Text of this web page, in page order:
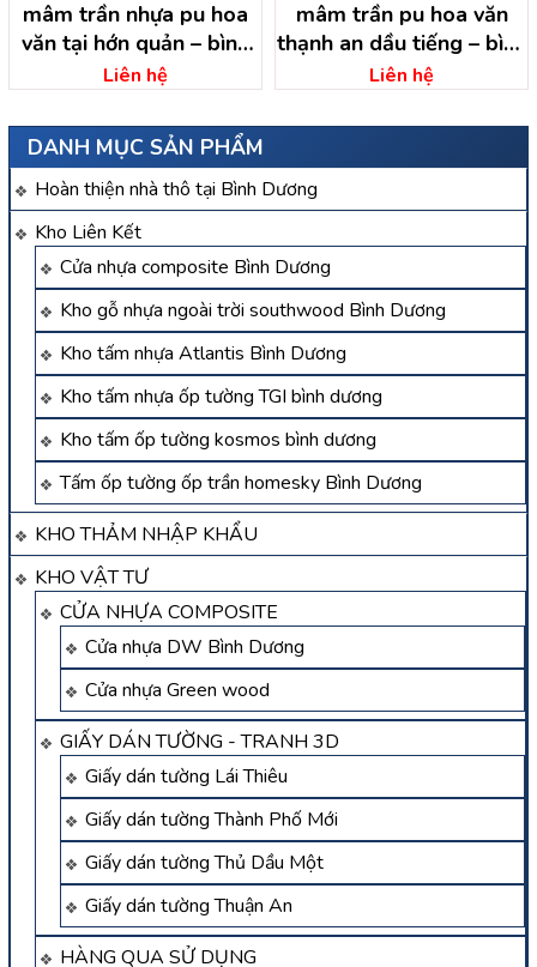
DANH MỤC SẢN PHẨM
Hoàn thiện nhà thô tại Bình Dương
Kho Liên Kết
Cửa nhựa composite Bình Dương
Kho gỗ nhựa ngoài trời southwood Bình Dương
Kho tấm nhựa Atlantis Bình Dương
Kho tấm nhựa ốp tường TGI bình dương
Kho tấm ốp tường kosmos bình dương
Tấm ốp tường ốp trần homesky Bình Dương
KHO THẢM NHẬP KHẨU
KHO VẬT TƯ
CỬA NHỰA COMPOSITE
Cửa nhựa DW Bình Dương
Cửa nhựa Green wood
GIẤY DÁN TƯỜNG - TRANH 3D
Giấy dán tường Lái Thiêu
Giấy dán tường Thành Phố Mới
Giấy dán tường Thủ Dầu Một
Giấy dán tường Thuận An
HÀNG QUA SỬ DỤNG
mâm trần nhựa pu hoa
văn tại hớn quản – bình
phước
Liên hệ
mâm trần pu hoa văn
thạnh an dầu tiếng – bình
dương
Liên hệ